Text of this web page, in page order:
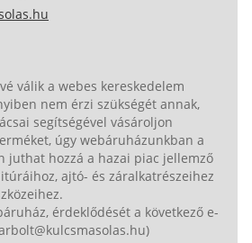
válik a webes kereskedelem
nem érzi szükségét annak,
segítségével vásároljon
úgy webáruházunkban a
juthat hozzá a hazai piac jellemző
ajtó- és záralkatrészeihez
érdeklődését a következő e-